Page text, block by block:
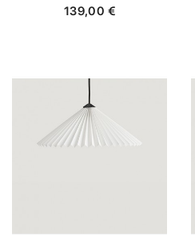
139,00 €